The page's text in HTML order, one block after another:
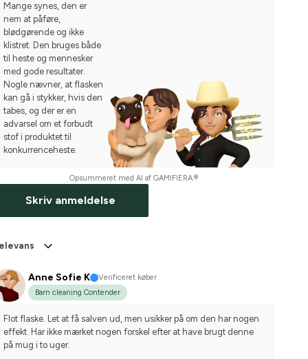
Mange synes, den er
nem at påføre,
blødgørende og ikke
klistret. Den bruges både
til heste og mennesker
med gode resultater.
Nogle nævner, at flasken
kan gå i stykker, hvis den
tabes, og der er en
advarsel om et forbudt
stof i produktet til
konkurrenceheste.
Opsummeret med AI af GAMIFIERA.®
Skriv anmeldelse
Anne Sofie K
Verificeret køber
Barn cleaning Contender
Flot flaske. Let at få salven ud, men usikker på om den har nogen
effekt. Har ikke mærket nogen forskel efter at have brugt denne
på mug i to uger.